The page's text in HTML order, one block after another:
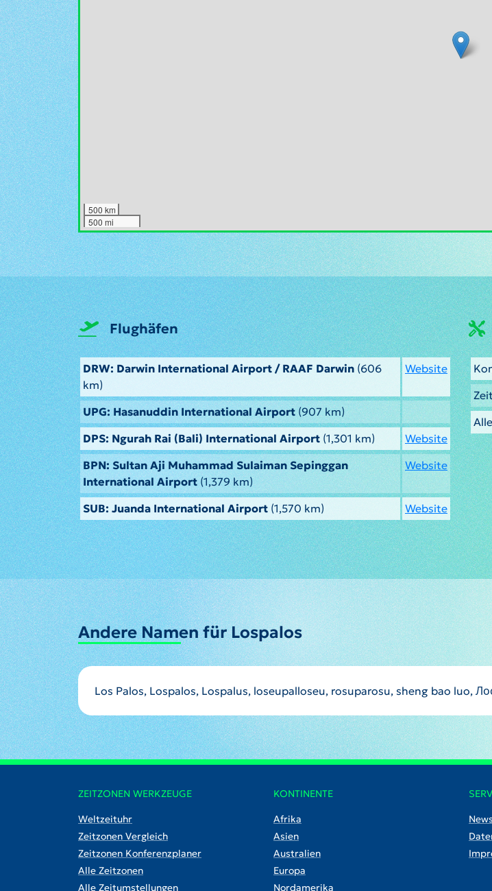
500 km
500 mi
Flughäfen
DRW: Darwin International Airport / RAAF Darwin (606
km)
Website
UPG: Hasanuddin International Airport(907 km)
DPS: Ngurah Rai (Bali) International Airport (1,301 km)
Website
BPN: Sultan Aji Muhammad Sulaiman Sepinggan
International Airport(1,379 km)
Website
SUB: Juanda International Airport (1,570 km) Website
Andere Namen für Lospalos
Los Palos, Lospalos, Lospalus, loseupalloseu, rosuparosu, sheng bao luo,
ZEITZONEN WERKZEUGE
Weltzeituhr
Zeitzonen Vergleich
Zeitzonen Konferenzplaner
Alle Zeitzonen
Alle Zeitumstellungen
KONTINENTE
Afrika
Asien
Australien
Europa
Nordamerika
News